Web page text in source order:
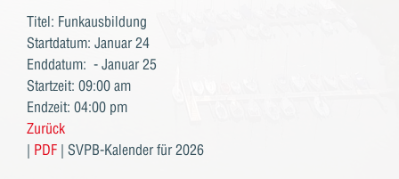
Titel: Funkausbildung
Startdatum: Januar 24
Enddatum: - Januar 25
Startzeit: 09:00 am
Endzeit: 04:00 pm
Zurück
| PDF | SVPB-Kalender für 2026